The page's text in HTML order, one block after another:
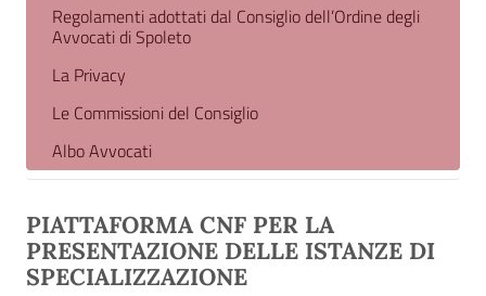
Regolamenti adottati dal Consiglio dell’Ordine degli
Avvocati di Spoleto
La Privacy
Le Commissioni del Consiglio
Albo Avvocati
PIATTAFORMA CNF PER LA
PRESENTAZIONE DELLE ISTANZE DI
SPECIALIZZAZIONE